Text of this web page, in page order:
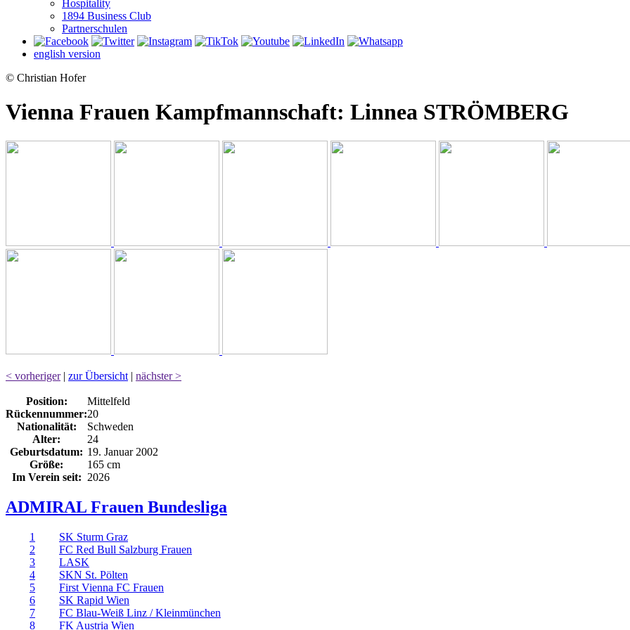
Hospitality
1894 Business Club
Partnerschulen
english version
© Christian Hofer
Vienna Frauen Kampfmannschaft: Linnea STRÖMBERG
< vorheriger| zur Übersicht | nächster >
Position:
Mittelfeld
Rückennummer:20
Nationalität:
Schweden
Alter:
24
Geburtsdatum: 19. Januar 2002
Größe:
165 cm
Im Verein seit: 2026
ADMIRAL Frauen Bundesliga
1 SK Sturm Graz
2
FC Red Bull Salzburg Frauen
3
LASK
4
SKN St. Pölten
5
First Vienna FC Frauen
6
SK Rapid Wien
7
FC Blau-Weiß Linz / Kleinmünchen
8
FK Austria Wien